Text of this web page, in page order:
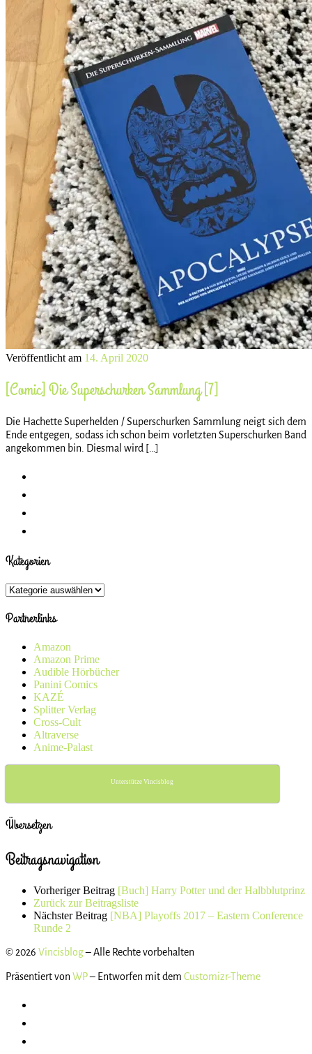
Veröffentlicht am 14. April 2020
[Comic] Die Superschurken Sammlung [7]
Die Hachette Superhelden / Superschurken Sammlung neigt sich dem
Ende entgegen, sodass ich schon beim vorletzten Superschurken Band
angekommen bin. Diesmal wird […]
Kategorien
Kategorien
Partnerlinks
Amazon
Amazon Prime
Audible Hörbücher
Panini Comics
KAZÉ
Splitter Verlag
Cross-Cult
Altraverse
Anime-Palast
Unterstütze Vincisblog
Übersetzen
Beitragsnavigation
Vorheriger Beitrag [Buch] Harry Potter und der Halbblutprinz
Zurück zur Beitragsliste
Nächster Beitrag [NBA] Playoffs 2017 – Eastern Conference
Runde 2
© 2026 Vincisblog– Alle Rechte vorbehalten
Präsentiert vonWP– Entworfen mit dem Customizr-Theme